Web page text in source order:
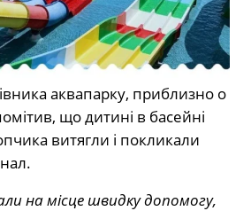
аквапарку, приблизно о
що дитині в басейні
витягли і покликали
на місце швидку допомогу,